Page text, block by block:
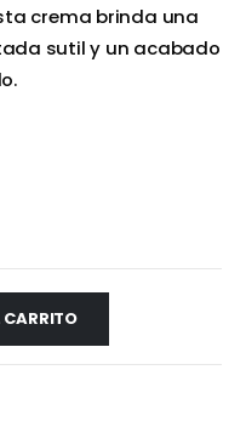
crema brinda una
sutil y un acabado